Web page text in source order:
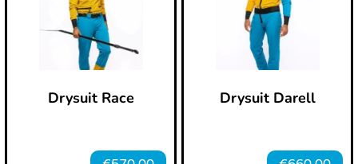
Drysuit Race Drysuit Darell